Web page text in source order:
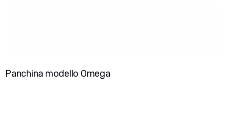
Panchina modello Omega